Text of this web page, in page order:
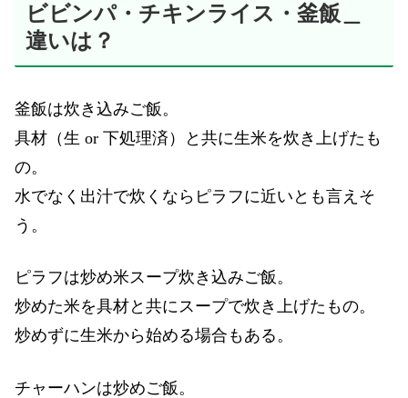
ビビンパ・チキンライス・釜飯＿
違いは？
釜飯は炊き込みご飯。
具材（生 or 下処理済）と共に生米を炊き上げたも
の。
水でなく出汁で炊くならピラフに近いとも言えそ
う。
ピラフは炒め米スープ炊き込みご飯。
炒めた米を具材と共にスープで炊き上げたもの。
炒めずに生米から始める場合もある。
チャーハンは炒めご飯。